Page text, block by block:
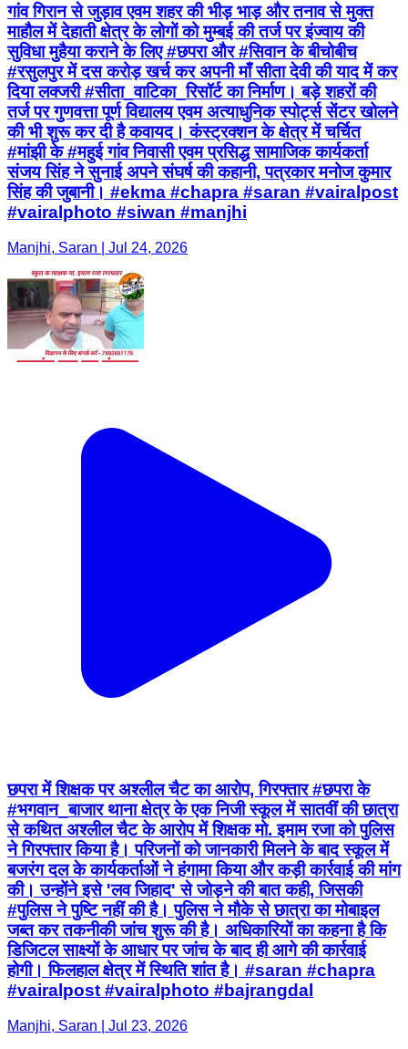
गांव गिरान से जुड़ाव एवम शहर की भीड़ भाड़ और तनाव से मुक्त
माहौल में देहाती क्षेत्र के लोगों को मुम्बई की तर्ज पर इंज्वाय की
सुविधा मुहैया कराने के लिए #छपरा और #सिवान के बीचोबीच
#रसुलपुर में दस करोड़ खर्च कर अपनी माँ सीता देवी की याद में कर
दिया लक्जरी #सीता_वाटिका_रिसॉर्ट का निर्माण। बड़े शहरों की
तर्ज पर गुणवत्ता पूर्ण विद्यालय एवम अत्याधुनिक स्पोर्ट्स सेंटर खोलने
की भी शुरू कर दी है कवायद। कंस्ट्रक्शन के क्षेत्र में चर्चित
#मांझी के #महुई गांव निवासी एवम प्रसिद्ध सामाजिक कार्यकर्ता
संजय सिंह ने सुनाई अपने संघर्ष की कहानी, पत्रकार मनोज कुमार
सिंह की जुबानी। #ekma #chapra #saran #vairalpost
#vairalphoto #siwan #manjhi
Manjhi, Saran | Jul 24, 2026
छपरा में शिक्षक पर अश्लील चैट का आरोप, गिरफ्तार #छपरा के
#भगवान_बाजार थाना क्षेत्र के एक निजी स्कूल में सातवीं की छात्रा
से कथित अश्लील चैट के आरोप में शिक्षक मो. इमाम रजा को पुलिस
ने गिरफ्तार किया है। परिजनों को जानकारी मिलने के बाद स्कूल में
बजरंग दल के कार्यकर्ताओं ने हंगामा किया और कड़ी कार्रवाई की मांग
की। उन्होंने इसे 'लव जिहाद' से जोड़ने की बात कही, जिसकी
#पुलिस ने पुष्टि नहीं की है। पुलिस ने मौके से छात्रा का मोबाइल
जब्त कर तकनीकी जांच शुरू की है। अधिकारियों का कहना है कि
डिजिटल साक्ष्यों के आधार पर जांच के बाद ही आगे की कार्रवाई
होगी। फिलहाल क्षेत्र में स्थिति शांत है। #saran #chapra
#vairalpost #vairalphoto #bajrangdal
Manjhi, Saran | Jul 23, 2026